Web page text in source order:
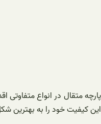
پارچه متقال در انواع متفاوتی
این کیفیت خود را به بهترین